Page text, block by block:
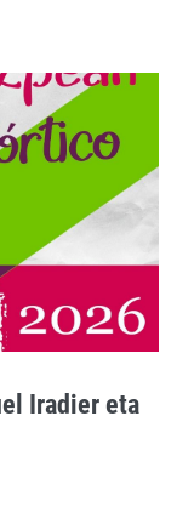
Iradier eta